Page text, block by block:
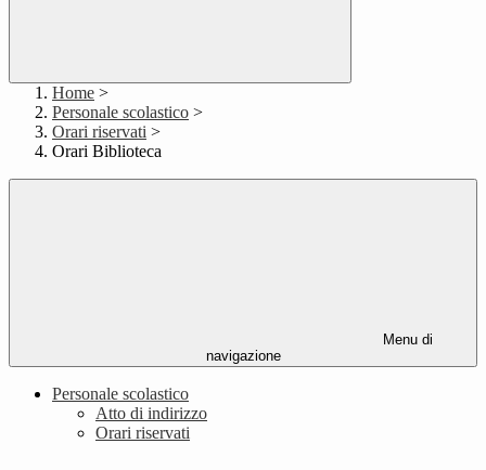
Home >
Personale scolastico >
Orari riservati >
Orari Biblioteca
Menu di
navigazione
Personale scolastico
Atto di indirizzo
Orari riservati